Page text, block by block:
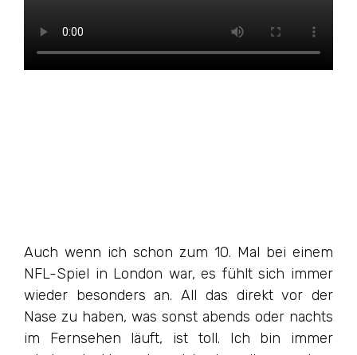
Auch wenn ich schon zum 10. Mal bei einem
NFL-Spiel in London war, es fühlt sich immer
wieder besonders an. All das direkt vor der
Nase zu haben, was sonst abends oder nachts
im Fernsehen läuft, ist toll. Ich bin immer